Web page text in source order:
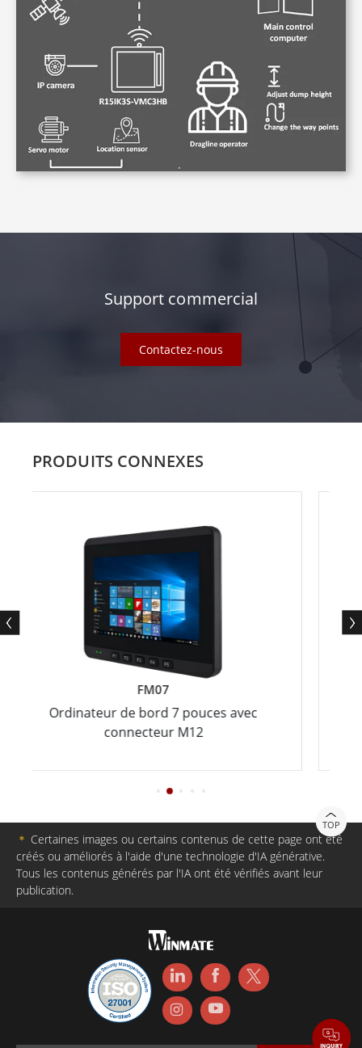
Support commercial
Contactez-nous
PRODUITS CONNEXES
de bord 7 pouces avec
connecteur M12
TOP
＊ Certaines images ou certains contenus de cette page ont été
créés ou améliorés à l'aide d'une technologie d'IA générative.
Tous les contenus générés par l'IA ont été vérifiés avant leur
publication.